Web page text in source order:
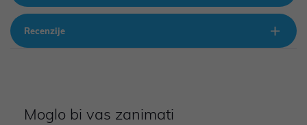
Recenzije
Moglo bi vas zanimati